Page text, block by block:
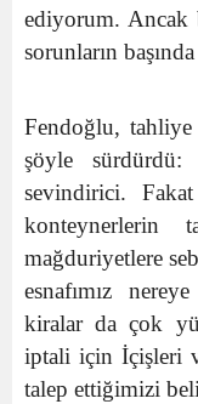
ediyorum. Ancak
sorunların
Fendoğlu,
şöyle sürdürdü:
sevindirici.
konteynerlerin
mağduriyetlere
esnafımız
kiralar da çok
iptali için İçişleri
talep ettiğimizi